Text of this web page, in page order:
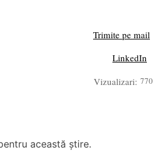
Trimite pe mail
LinkedIn
Vizualizari: 770
această știre.